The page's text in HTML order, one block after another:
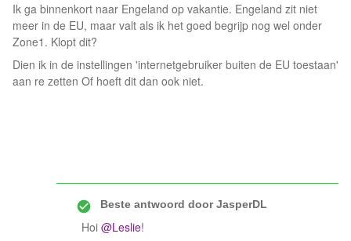
Ik ga binnenkort naar Engeland op vakantie. Engeland zit niet
meer in de EU, maar valt als ik het goed begrijp nog wel onder
Zone1. Klopt dit?
Dien ik in de instellingen 'internetgebruiker buiten de EU toestaan'
aan re zetten Of hoeft dit dan ook niet.
Beste antwoord doorJasperDL
Hoi @Leslie!